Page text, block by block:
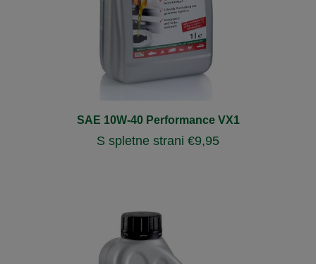
SAE 10W-40 Performance VX1
S spletne strani €9,95